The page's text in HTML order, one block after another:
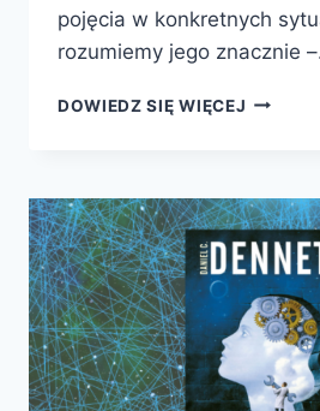
pojęcia w konkretnych
rozumiemy jego znacznie
DOWIEDZ SIĘ WIĘCEJ